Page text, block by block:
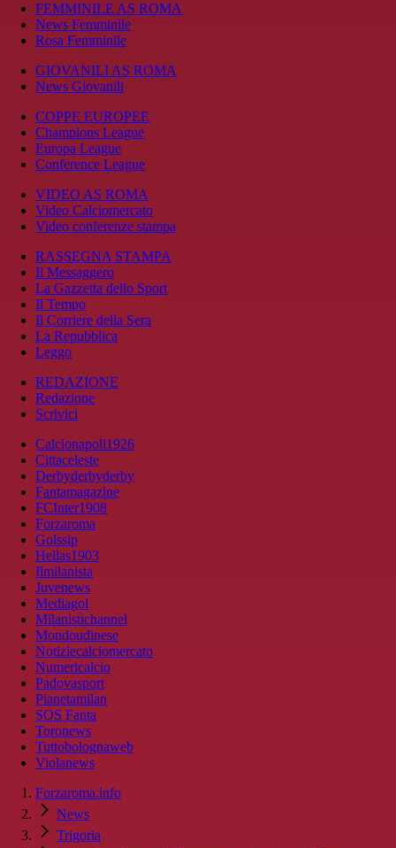
FEMMINILE AS ROMA
News Femminile
Rosa Femminile
GIOVANILI AS ROMA
News Giovanili
COPPE EUROPEE
Champions League
Europa League
Conference League
VIDEO AS ROMA
Video Calciomercato
Video conferenze stampa
RASSEGNA STAMPA
Il Messaggero
La Gazzetta dello Sport
Il Tempo
Il Corriere della Sera
La Repubblica
Leggo
REDAZIONE
Redazione
Scrivici
Calcionapoli1926
Cittaceleste
Derbyderbyderby
Fantamagazine
FCInter1908
Forzaroma
Golssip
Hellas1903
Ilmilanista
Juvenews
Mediagol
Milanistichannel
Mondoudinese
Notiziecalciomercato
Numericalcio
Padovasport
Pianetamilan
SOS Fanta
Toronews
Tuttobolognaweb
Violanews
Forzaroma.info
News
Trigoria